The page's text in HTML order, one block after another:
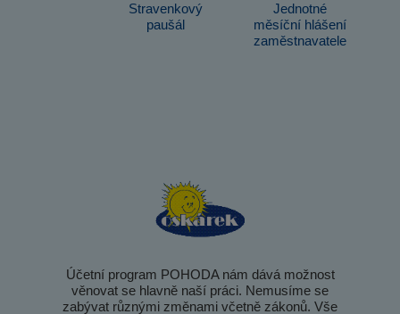
Stravenkový
paušál
Jednotné
měsíční hlášení
zaměstnavatele
Účetní program POHODA nám dává možnost
věnovat se hlavně naší práci. Nemusíme se
zabývat různými změnami včetně zákonů. Vše